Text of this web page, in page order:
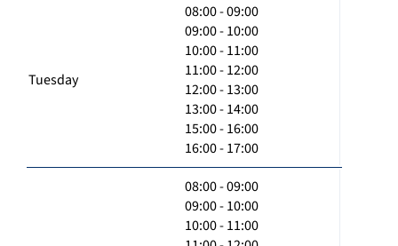
Tuesday
08:00 - 09:00
09:00 - 10:00
10:00 - 11:00
11:00 - 12:00
12:00 - 13:00
13:00 - 14:00
15:00 - 16:00
16:00 - 17:00
08:00 - 09:00
09:00 - 10:00
10:00 - 11:00